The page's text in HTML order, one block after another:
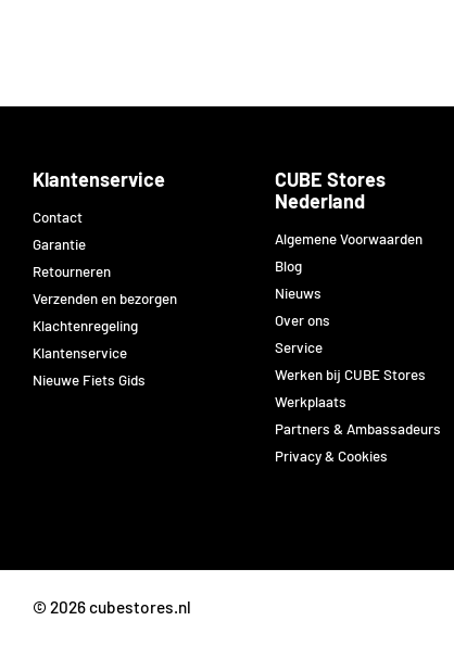
Klantenservice
Contact
Garantie
Retourneren
Verzenden en bezorgen
Klachtenregeling
Klantenservice
Nieuwe Fiets Gids
CUBE Stores
Nederland
Algemene Voorwaarden
Blog
Nieuws
Over ons
Service
Werken bij CUBE Stores
Werkplaats
Partners & Ambassadeurs
Privacy & Cookies
© 2026cubestores.nl